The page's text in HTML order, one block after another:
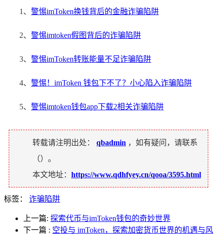
1、 警惕imToken换钱背后的金融诈骗陷阱
2、 警惕imtoken假图背后的诈骗陷阱
3、 警惕imToken转账能量不足诈骗陷阱
4、 警惕！imToken 钱包下不了？小心陷入诈骗陷阱
5、 警惕imtoken钱包app下载2相关诈骗陷阱
转载请注明出处： qbadmin ，如有疑问，请联系
（）。
本文地址： https://www.qdhfyey.cn/qooa/3595.html
标签： 诈骗陷阱
上一篇: 探索代币与imToken钱包的奇妙世界
下一篇 : 空投与 imToken，探索加密货币世界的机遇与风